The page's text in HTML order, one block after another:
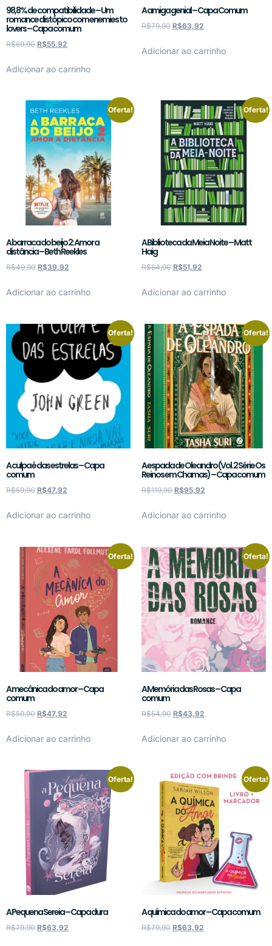
98,8% de compatibilidade – Um
romance distópico com enemies to
lovers – Capa comum
R$69,90 R$55,92
Adicionar ao carrinho
A amiga genial – Capa Comum
R$79,90 R$63,92
Adicionar ao carrinho
Oferta!
A barraca do beijo 2: Amor a
distância – Beth Reekles
R$49,90 R$39,92
Adicionar ao carrinho
Oferta!
A Biblioteca da Meia Noite – Matt
Haig
R$64,90 R$51,92
Adicionar ao carrinho
Oferta!
A culpa é das estrelas – Capa
comum
R$59,90 R$47,92
Adicionar ao carrinho
Oferta!
A espada de Oleandro (Vol. 2 Série Os
Reinos em Chamas) – Capa comum
R$119,90 R$95,92
Adicionar ao carrinho
Oferta!
A mecânica do amor – Capa
comum
R$59,90 R$47,92
Adicionar ao carrinho
Oferta!
A Memória das Rosas – Capa
comum
R$54,90 R$43,92
Adicionar ao carrinho
Oferta!
A Pequena Sereia – Capa dura
R$79,90 R$63,92
Oferta!
A química do amor – Capa comum
R$79,90 R$63,92